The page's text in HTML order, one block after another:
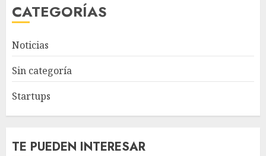
CATEGORÍAS
Noticias
Sin categoría
Startups
TE PUEDEN INTERESAR